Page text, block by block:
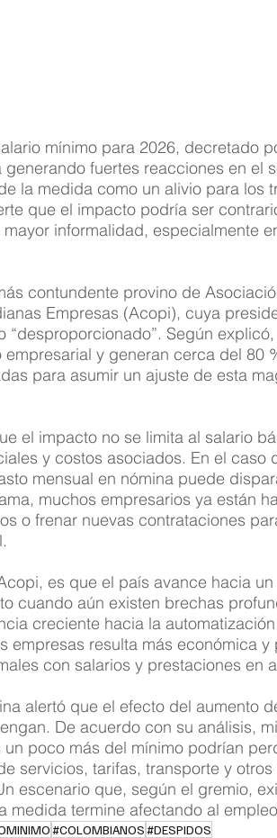
mínimo para 2026, decretado
generando fuertes reacciones en el
la medida como un alivio para los
que el impacto podría ser
informalidad, especialmente
contundente provino de
Empresas (Acopi), cuya
“desproporcionado”. Según
empresarial y generan cerca del 80
para asumir un ajuste de esta
el impacto no se limita al salario
y costos asociados. En el caso
mensual en nómina puede
muchos empresarios ya están
o frenar nuevas contrataciones
es que el país avance hacia
cuando aún existen brechas
creciente hacia la
empresas resulta más económica
con salarios y prestaciones en
alertó que el efecto del aumento
De acuerdo con su análisis,
un poco más del mínimo podrían
servicios, tarifas, transporte y
escenario que, según el gremio,
medida termine afectando al
#COLOMBIANOS#DESPIDOS